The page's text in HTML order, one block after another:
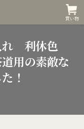
買い物
れ 利休色
用の素敵な
！